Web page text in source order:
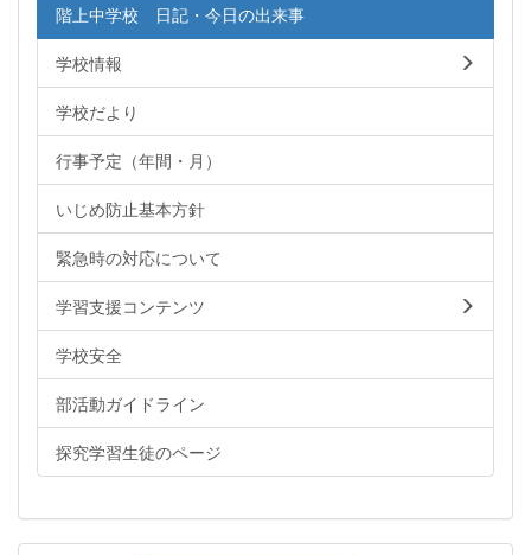
階上中学校 日記・今日の出来事
学校情報
学校だより
行事予定（年間・月）
いじめ防止基本方針
緊急時の対応について
学習支援コンテンツ
学校安全
部活動ガイドライン
探究学習生徒のページ